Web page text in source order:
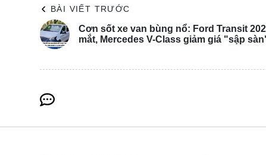
BÀI VIẾT TRƯỚC
Cơn sốt xe van bùng nổ: Ford Transit
mắt, Mercedes V-Class giảm giá "sập